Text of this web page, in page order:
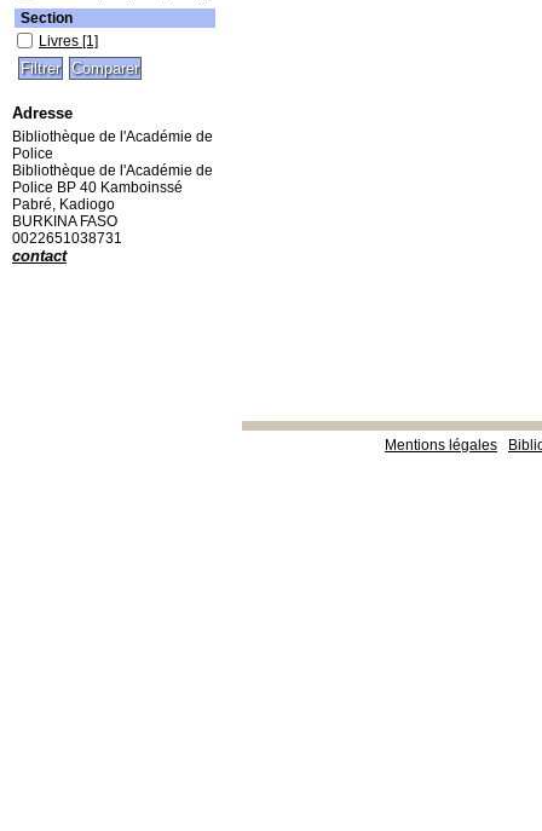
Mentions légales
Section
Livres [1]
Adresse
Bibliothèque de l'Académie de
Police
Bibliothèque de l'Académie de
Police BP 40 Kamboinssé
Pabré, Kadiogo
BURKINA FASO
0022651038731
contact